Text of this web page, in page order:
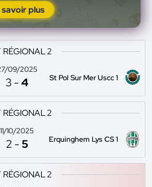
savoir plus
RÉGIONAL 2
09/2025
3 -4 St Pol Sur Mer Uscc 1
RÉGIONAL 2
11/10/2025
2 -5 Erquinghem Lys CS 1
RÉGIONAL 2